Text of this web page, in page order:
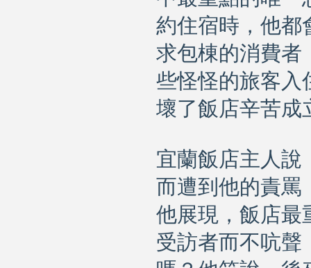
約住宿時，他都
求包棟的消費者
些怪怪的旅客入
壞了飯店辛苦成
宜蘭飯店主人說
而遭到他的責罵
他展現，飯店最
受訪者而不吭聲